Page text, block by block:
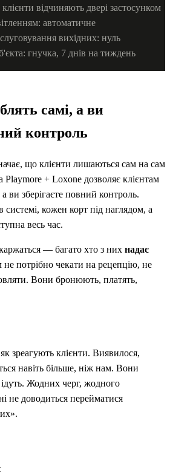
відчиняють двері застосунком
автоматичне
вихідних: нуль
гнучка, 7 днів на тиждень
самі, а ви
контроль
що клієнти лишаються сам на сам
+ Loxone дозволяє клієнтам
ви зберігаєте повний контроль.
системі, кожен корт під наглядом, а
весь час.
— багато хто з них надає
не потрібно чекати на рецепцію, не
Вони бронюють, платять,
зреагують клієнти. Виявилося,
навіть більше, ніж нам. Вони
ідуть. Жодних черг, жодного
не доводиться перейматися